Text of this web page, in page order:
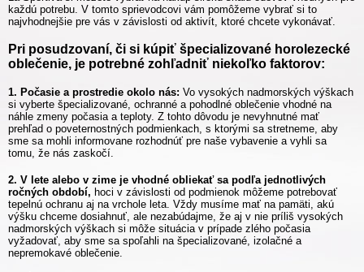
každú potrebu. V tomto sprievodcovi vám pomôžeme vybrať si to
najvhodnejšie pre vás v závislosti od aktivít, ktoré chcete vykonávať.
Pri posudzovaní, či si kúpiť špecializované horolezecké
oblečenie, je potrebné zohľadniť niekoľko faktorov:
1. Počasie a prostredie okolo nás: Vo vysokých nadmorských výškach
si vyberte špecializované, ochranné a pohodlné oblečenie vhodné na
náhle zmeny počasia a teploty. Z tohto dôvodu je nevyhnutné mať
prehľad o poveternostných podmienkach, s ktorými sa stretneme, aby
sme sa mohli informovane rozhodnúť pre naše vybavenie a vyhli sa
tomu, že nás zaskočí.
2. V lete alebo v zime je vhodné obliekať sa podľa jednotlivých
ročných období, hoci v závislosti od podmienok môžeme potrebovať
tepelnú ochranu aj na vrchole leta. Vždy musíme mať na pamäti, akú
výšku chceme dosiahnuť, ale nezabúdajme, že aj v nie príliš vysokých
nadmorských výškach si môže situácia v prípade zlého počasia
vyžadovať, aby sme sa spoľahli na špecializované, izolačné a
nepremokavé oblečenie.